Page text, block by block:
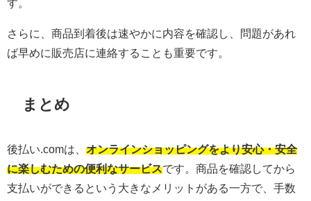
す。
さらに、商品到着後は速やかに内容を確認し、問題があれ
ば早めに販売店に連絡することも重要です。
まとめ
後払い.comは、 オンラインショッピングをより安心・安全
に楽しむための便利なサービスです。商品を確認してから
支払いができるという大きなメリットがある一方で、手数